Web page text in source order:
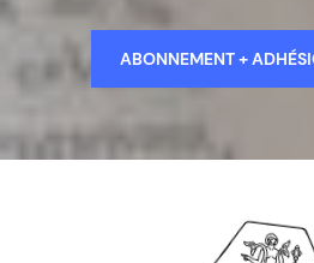
ABONNEMENT +